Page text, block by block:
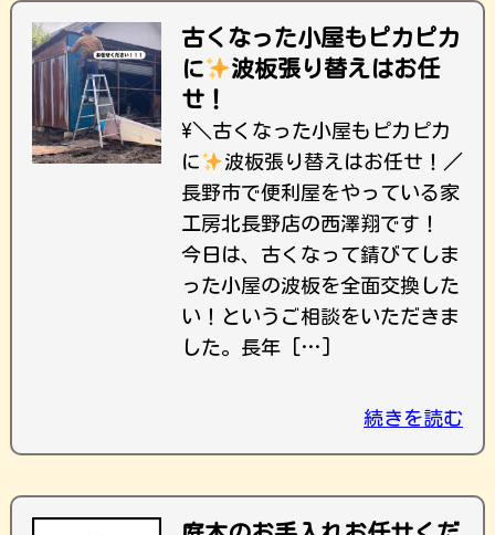
古くなった小屋もピカピカ
に
波板張り替えはお任
せ！
\＼古くなった小屋もピカピカ
に
波板張り替えはお任せ！／
長野市で便利屋をやっている家
工房北長野店の西澤翔です！
今日は、古くなって錆びてしま
った小屋の波板を全面交換した
い！というご相談をいただきま
した。長年 […]
続きを読む